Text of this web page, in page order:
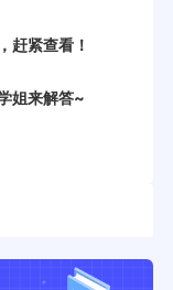
紧查看！
姐来解答~